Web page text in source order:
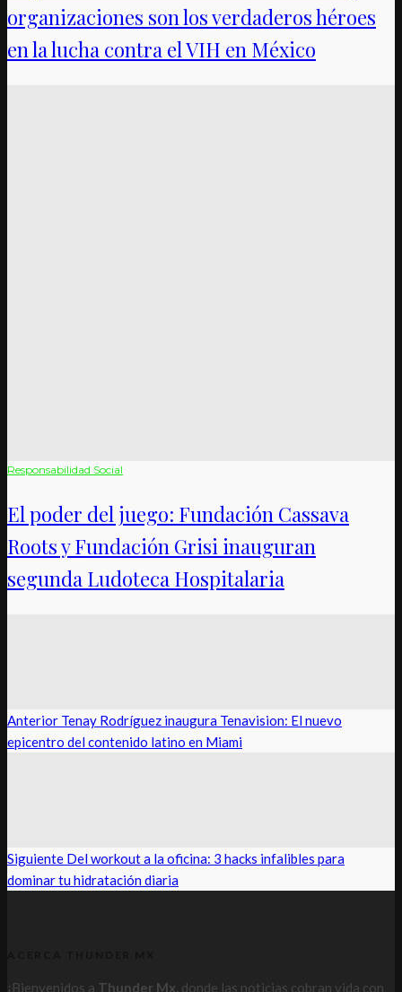
organizaciones son los verdaderos héroes
en la lucha contra el VIH en México
Responsabilidad Social
El poder del juego: Fundación Cassava
Roots y Fundación Grisi inauguran
segunda Ludoteca Hospitalaria
Anterior Tenay Rodríguez inaugura Tenavision: El nuevo
epicentro del contenido latino en Miami
Siguiente Del workout a la oficina: 3 hacks infalibles para
dominar tu hidratación diaria
¡Bienvenidos a Thunder Mx, donde las noticias cobran vida con